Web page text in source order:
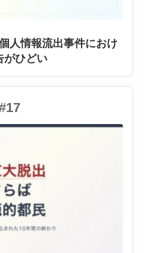
人情報流出事件におけ
がひどい